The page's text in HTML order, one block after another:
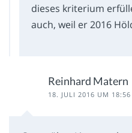
dieses kriterium
auch, weil er 2016
Reinhard Matern
18. JULI 2016 UM 18:56